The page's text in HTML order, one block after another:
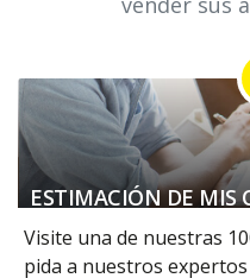
ESTIMACIÓN DE MIS
Visite una de nuestras
pida a nuestros